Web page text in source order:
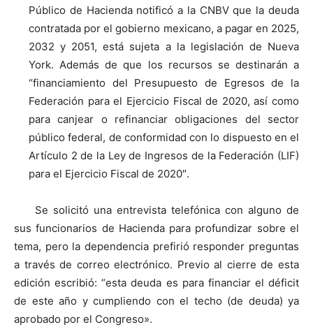
Público de Hacienda notificó a la CNBV que la deuda
contratada por el gobierno mexicano, a pagar en 2025,
2032 y 2051, está sujeta a la legislación de Nueva
York. Además de que los recursos se destinarán a
“financiamiento del Presupuesto de Egresos de la
Federación para el Ejercicio Fiscal de 2020, así como
para canjear o refinanciar obligaciones del sector
público federal, de conformidad con lo dispuesto en el
Artículo 2 de la Ley de Ingresos de la Federación (LIF)
para el Ejercicio Fiscal de 2020″.
Se solicitó una entrevista telefónica con alguno de
sus funcionarios de Hacienda para profundizar sobre el
tema, pero la dependencia prefirió responder preguntas
a través de correo electrónico. Previo al cierre de esta
edición escribió: “esta deuda es para financiar el déficit
de este año y cumpliendo con el techo (de deuda) ya
aprobado por el Congreso».